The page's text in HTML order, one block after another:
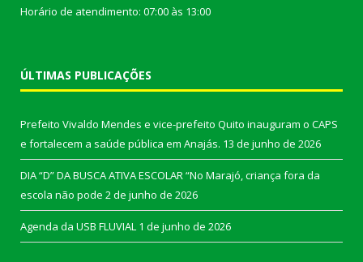
Horário de atendimento: 07:00 às 13:00
ÚLTIMAS PUBLICAÇÕES
Prefeito Vivaldo Mendes e vice-prefeito Quito inauguram o CAPS
e fortalecem a saúde pública em Anajás. 13 de junho de 2026
DIA “D” DA BUSCA ATIVA ESCOLAR “No Marajó, criança fora da
escola não pode 2 de junho de 2026
Agenda da USB FLUVIAL 1 de junho de 2026